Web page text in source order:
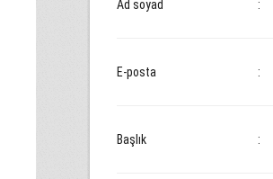
Ad soyad :
E-posta :
Başlık :